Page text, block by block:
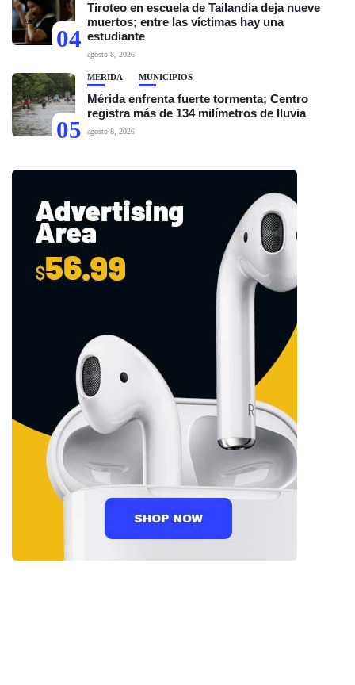
04
Tiroteo en escuela de Tailandia deja nueve
muertos; entre las víctimas hay una
estudiante
agosto 8, 2026
05
MÉRIDA MUNICIPIOS
Mérida enfrenta fuerte tormenta; Centro
registra más de 134 milímetros de lluvia
agosto 8, 2026